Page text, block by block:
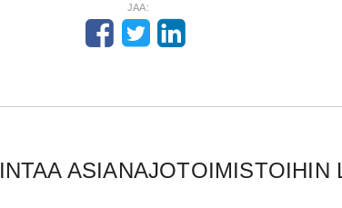
JAA:
ASIANAJOTOIMISTOIHIN